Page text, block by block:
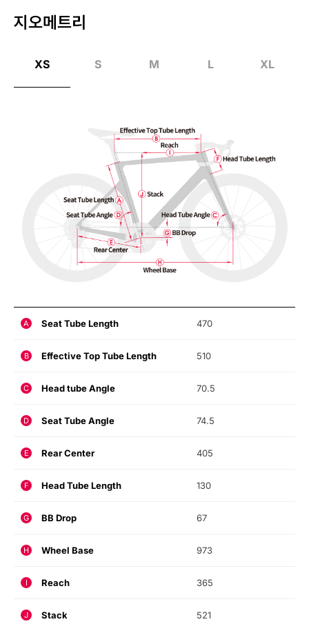
지오메트리
XS S M L XL
A Seat Tube Length 470
B Effective Top Tube Length 510
C Head tube Angle 70.5
D Seat Tube Angle 74.5
E Rear Center 405
F Head Tube Length 130
G BB Drop 67
H Wheel Base 973
I Reach 365
J Stack 521